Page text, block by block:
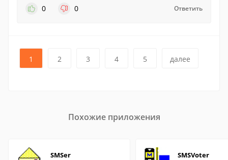
0
0 Ответить
1 2 3 4 5 далее
Похожие приложения
SMSer SMSVoter